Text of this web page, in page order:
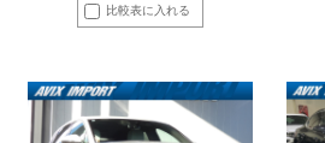
比較表に入れる